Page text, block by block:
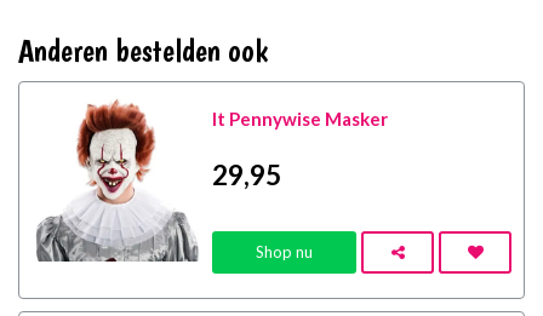
Anderen bestelden ook
It Pennywise Masker
29,95
Shop nu